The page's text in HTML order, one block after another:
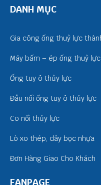
DANH MỤC
Gia công ống thuỷ lực
Máy bấm – ép ống thuỷ lực
Ống tuy ô thủy lực
Đầu nối ống tuy ô thủy lực
Co nối thủy lực
Lò xo thép, dây bọc nhựa
Đơn Hàng Giao Cho Khách
FANPAGE